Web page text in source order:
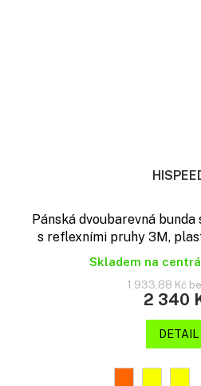
Pánská dvoubarevná
s reflexními pruhy 3M,
Skladem na
1 933,88 Kč
2 340
DETAIL